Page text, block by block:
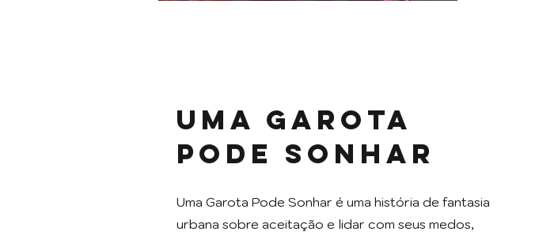
Uma garota
pode sonhar
Uma Garota Pode Sonhar é uma história de fantasia
urbana sobre aceitação e lidar com seus medos,